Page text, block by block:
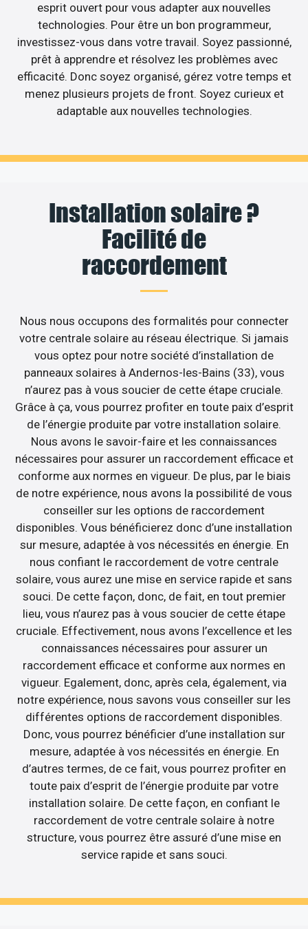
esprit ouvert pour vous adapter aux nouvelles
technologies. Pour être un bon programmeur,
investissez-vous dans votre travail. Soyez passionné,
prêt à apprendre et résolvez les problèmes avec
efficacité. Donc soyez organisé, gérez votre temps et
menez plusieurs projets de front. Soyez curieux et
adaptable aux nouvelles technologies.
Installation solaire ?
Facilité de
raccordement
Nous nous occupons des formalités pour connecter
votre centrale solaire au réseau électrique. Si jamais
vous optez pour notre société d’installation de
panneaux solaires à Andernos-les-Bains (33), vous
n’aurez pas à vous soucier de cette étape cruciale.
Grâce à ça, vous pourrez profiter en toute paix d’esprit
de l’énergie produite par votre installation solaire.
Nous avons le savoir-faire et les connaissances
nécessaires pour assurer un raccordement efficace et
conforme aux normes en vigueur. De plus, par le biais
de notre expérience, nous avons la possibilité de vous
conseiller sur les options de raccordement
disponibles. Vous bénéficierez donc d’une installation
sur mesure, adaptée à vos nécessités en énergie. En
nous confiant le raccordement de votre centrale
solaire, vous aurez une mise en service rapide et sans
souci. De cette façon, donc, de fait, en tout premier
lieu, vous n’aurez pas à vous soucier de cette étape
cruciale. Effectivement, nous avons l’excellence et les
connaissances nécessaires pour assurer un
raccordement efficace et conforme aux normes en
vigueur. Egalement, donc, après cela, également, via
notre expérience, nous savons vous conseiller sur les
différentes options de raccordement disponibles.
Donc, vous pourrez bénéficier d’une installation sur
mesure, adaptée à vos nécessités en énergie. En
d’autres termes, de ce fait, vous pourrez profiter en
toute paix d’esprit de l’énergie produite par votre
installation solaire. De cette façon, en confiant le
raccordement de votre centrale solaire à notre
structure, vous pourrez être assuré d’une mise en
service rapide et sans souci.